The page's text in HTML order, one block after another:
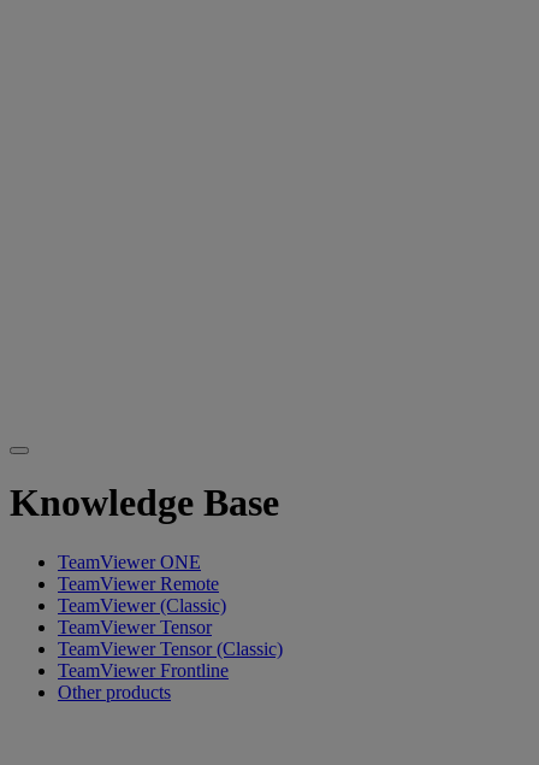
Knowledge Base
TeamViewer ONE
TeamViewer Remote
TeamViewer (Classic)
TeamViewer Tensor
TeamViewer Tensor (Classic)
TeamViewer Frontline
Other products